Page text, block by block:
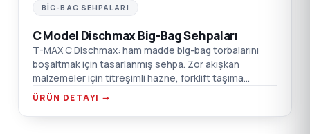
BIG-BAG SEHPALARI
C Model Dischmax Big-Bag Sehpaları
T-MAX C Dischmax: ham madde big-bag torbalarını
boşaltmak için tasarlanmış sehpa. Zor akışkan
malzemeler için titreşimli hazne, forklift taşıma
noktaları, emiş kutusu flanş bağlantısı.
ÜRÜN DETAYI →